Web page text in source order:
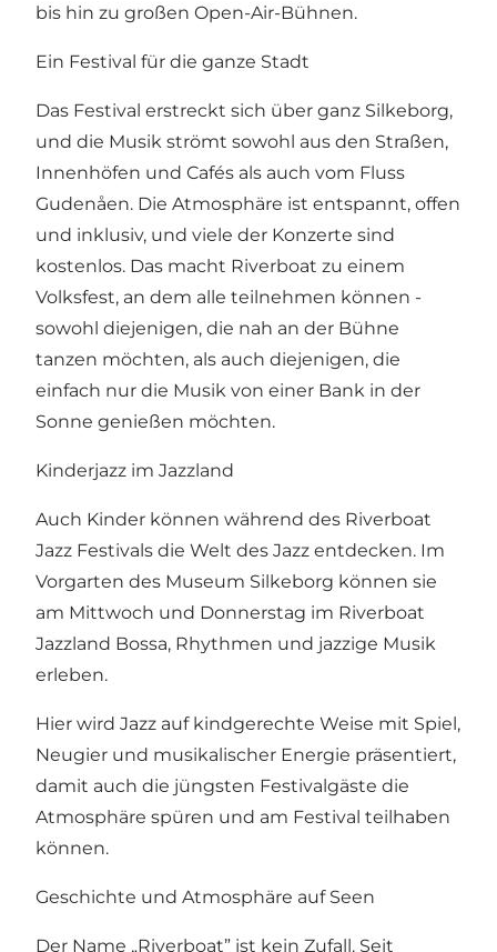
bis hin zu großen Open-Air-Bühnen.
Ein Festival für die ganze Stadt
Das Festival erstreckt sich über ganz Silkeborg,
und die Musik strömt sowohl aus den Straßen,
Innenhöfen und Cafés als auch vom Fluss
Gudenåen. Die Atmosphäre ist entspannt, offen
und inklusiv, und viele der Konzerte sind
kostenlos. Das macht Riverboat zu einem
Volksfest, an dem alle teilnehmen können -
sowohl diejenigen, die nah an der Bühne
tanzen möchten, als auch diejenigen, die
einfach nur die Musik von einer Bank in der
Sonne genießen möchten.
Kinderjazz im Jazzland
Auch Kinder können während des Riverboat
Jazz Festivals die Welt des Jazz entdecken. Im
Vorgarten des Museum Silkeborg können sie
am Mittwoch und Donnerstag im Riverboat
Jazzland Bossa, Rhythmen und jazzige Musik
erleben.
Hier wird Jazz auf kindgerechte Weise mit Spiel,
Neugier und musikalischer Energie präsentiert,
damit auch die jüngsten Festivalgäste die
Atmosphäre spüren und am Festival teilhaben
können.
Geschichte und Atmosphäre auf Seen
Der Name „Riverboat” ist kein Zufall. Seit